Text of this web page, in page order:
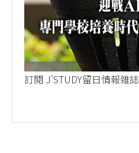
訂閱 J'STUDY留日情報雜誌